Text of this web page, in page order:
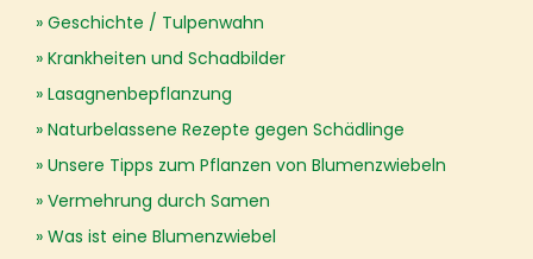
Geschichte / Tulpenwahn
Krankheiten und Schadbilder
Lasagnenbepflanzung
Naturbelassene Rezepte gegen Schädlinge
Unsere Tipps zum Pflanzen von Blumenzwiebeln
Vermehrung durch Samen
Was ist eine Blumenzwiebel